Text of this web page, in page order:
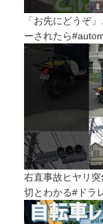
「お先にどうぞ
ーされたら
右直事故ヒヤリ
切とわかる#ドラ